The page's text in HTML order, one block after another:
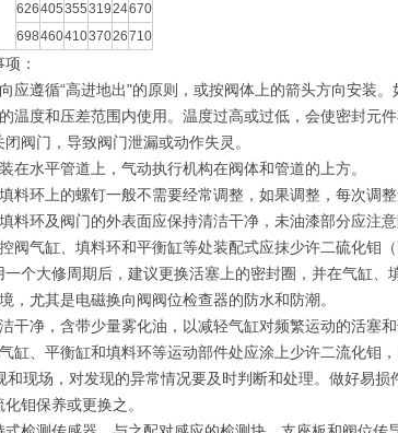
62640535531924670
69846041037026710
：
应遵循“高进地出"的原则，或按阀体上的箭头方向安装
的温度和压差范围内使用。温度过高或过低，会使密封元
阀门，导致阀门泄漏或动作失灵。
在水平管道上，气动执行机构在阀体和管道的上方。
料环上的螺钉一般不需要经常调整，如果调整，每次调
料环及阀门的外表面应保持清洁干净，未油漆部分应注
控阀气缸、填料环和平衡缸等处装配式应抹少许二硫化
个大修周期后，建议更换活塞上的密封圈，并在气缸、
，尤其是电磁换向阀阀位检查器的防水和防潮。
干净，含带少量雾化油，以减轻气缸对频繁运动的活塞
缸、平衡缸和填料环等运动部件处应涂上少许二流化钼
和现场，对发现的异常情况要及时判断和处理。做好易
钼保养或更换之。